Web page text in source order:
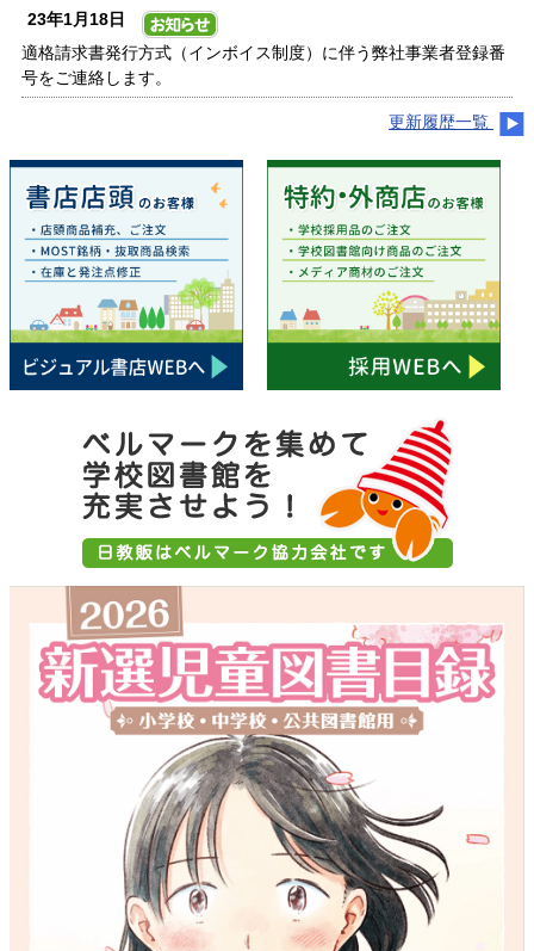
23年1月18日
適格請求書発行方式（インボイス制度）に伴う弊社事業者登録番
号をご連絡します。
更新履歴一覧